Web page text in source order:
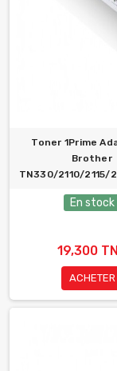
Toner 1Prime
Brother
TN330/2110/2115/
En stock
19,300
ACHETER